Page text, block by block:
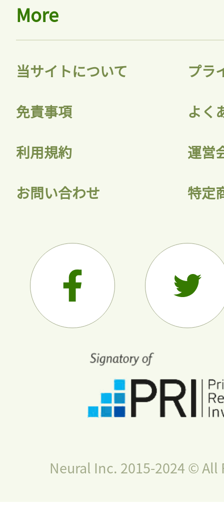
More
当サイトについて プラ
免責事項 よく
利用規約 運営
お問い合わせ 特定
Neural Inc. 2015-2024 © All